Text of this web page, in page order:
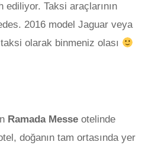
Taksi araçlarının
2016 model Jaguar veya
olarak binmeniz olası
Ramada Messe otelinde
doğanın tam ortasında yer